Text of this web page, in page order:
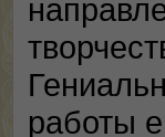
работы